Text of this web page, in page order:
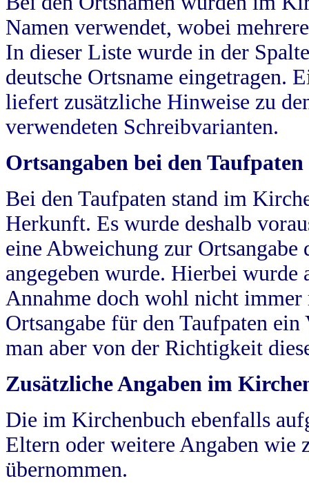
Namen verwendet, wobei
In dieser Liste wurde in der
deutsche Ortsname eingetragen.
liefert zusätzliche Hinweise zu
verwendeten Schreibvarianten.
Ortsangaben bei den Taufpaten
Bei den Taufpaten stand im
Herkunft. Es wurde deshalb
eine Abweichung zur
angegeben wurde. Hierbei wurde
Annahme doch wohl nicht
Ortsangabe für den Taufpaten
man aber von der Richtigkeit
Zusätzliche Angaben im
Die im Kirchenbuch ebenfalls
Eltern oder weitere Angaben wie
übernommen.